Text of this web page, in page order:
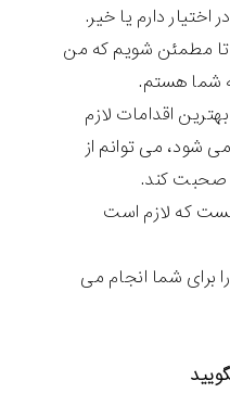
اختیار دارم یا خیر.
مطمئن شویم که من
شما هستم.
اقدامات لازم
شود، می توانم از
صحبت کند.
که لازم است
برای شما انجام می